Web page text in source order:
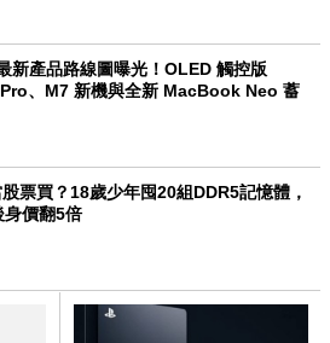
新產品路線圖曝光！OLED 觸控版
、M7 新機與全新 MacBook Neo 蓄
票買？18歲少年囤20組DDR5記憶體，
價翻5倍